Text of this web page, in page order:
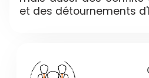
et des détournements